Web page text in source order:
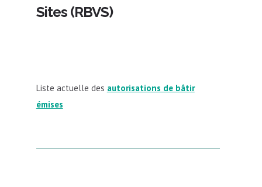
Sites (RBVS)
Liste actuelle des autorisations de bâtir
émises